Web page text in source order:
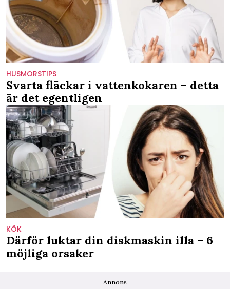
HUSMORSTIPS
Svarta fläckar i vattenkokaren – detta
är det egentligen
KÖK
Därför luktar din diskmaskin illa – 6
möjliga orsaker
Annons